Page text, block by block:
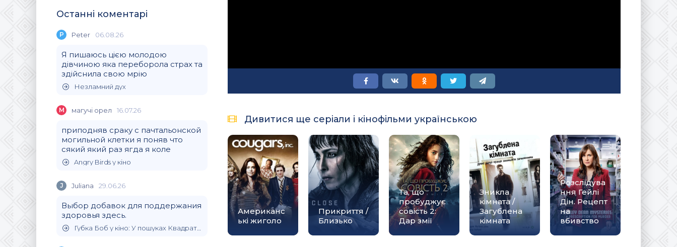
Останні коментарі
P Peter 06.08.26
Я пишаюсь цією молодою
дівчиною яка переборола страх та
здійснила свою мрію
Незламний дух
М магучi орел 16.07.26
приподняв сраку с пачтальонской
могильной клетки я поняв что
сякий який раз ягда я коле
Angry Birds у кіно
J Juliana 29.06.26
Выбор добавок для поддержания
здоровья здесь.
Губка Боб у кіно: У пошуках Квадратних Штанів
Дивитися ще серіали і кінофільми українською
Американс
ькі жиголо
Прикриття /
Близько
Та, що
пробуджує
совість 2:
Дар змії
Зникла
кімната /
Загублена
кімната
Розслідува
ння Гейлі
Дін. Рецепт
на
вбивство